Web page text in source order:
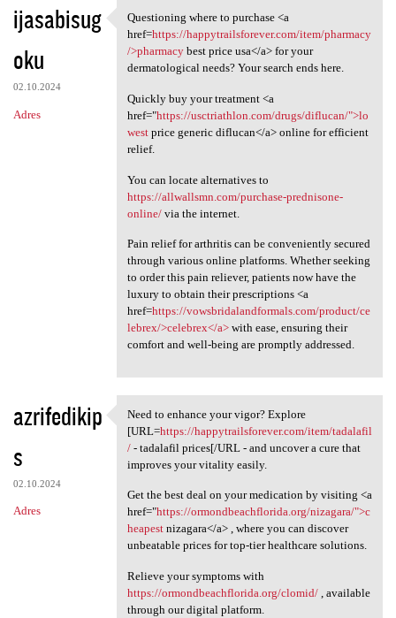
ijasabisug
oku
02.10.2024
Adres
Questioning where to purchase
Questioning where to purchase <a
href=https://happytrailsforever.com/item/pharmacy
/>pharmacybest price usa</a> for your
dermatological needs? Your search ends here.
Quickly buy your treatment <a
href="https://usctriathlon.com/drugs/diflucan/">lo
westprice generic diflucan</a> online for efficient
relief.
You can locate alternatives to
https://allwallsmn.com/purchase-prednisone-
online/via the internet.
Pain relief for arthritis can be conveniently secured
through various online platforms. Whether seeking
to order this pain reliever, patients now have the
luxury to obtain their prescriptions <a
href=https://vowsbridalandformals.com/product/ce
lebrex/>celebrex</a>with ease, ensuring their
comfort and well-being are promptly addressed.
azrifedikip
s
02.10.2024
Adres
Need to enhance your vigor?
Need to enhance your vigor? Explore
[URL=https://happytrailsforever.com/item/tadalafil
/- tadalafil prices[/URL - and uncover a cure that
improves your vitality easily.
Get the best deal on your medication by visiting <a
href="https://ormondbeachflorida.org/nizagara/">c
heapestnizagara</a> , where you can discover
unbeatable prices for top-tier healthcare solutions.
Relieve your symptoms with
https://ormondbeachflorida.org/clomid/, available
through our digital platform.